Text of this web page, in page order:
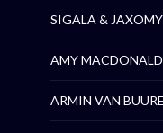
SIGALA &
AMY
ARMIN VAN